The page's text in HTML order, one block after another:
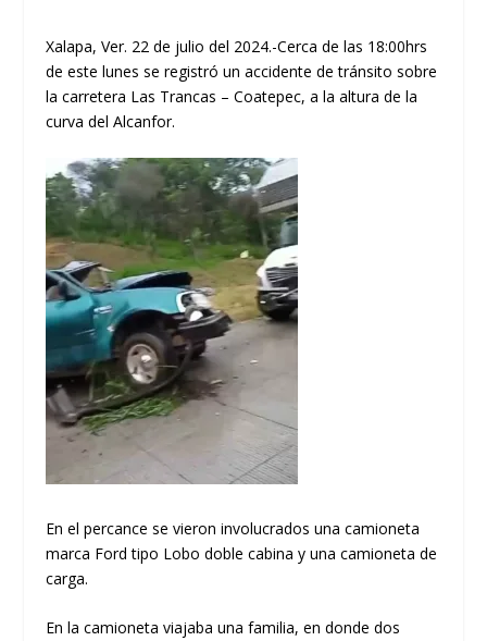
Xalapa, Ver. 22 de julio del 2024.-Cerca de las 18:00hrs
de este lunes se registró un accidente de tránsito sobre
la carretera Las Trancas – Coatepec, a la altura de la
curva del Alcanfor.
En el percance se vieron involucrados una camioneta
marca Ford tipo Lobo doble cabina y una camioneta de
carga.
En la camioneta viajaba una familia, en donde dos